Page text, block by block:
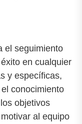
el seguimiento
en cualquier
y específicas,
conocimiento
objetivos
al equipo